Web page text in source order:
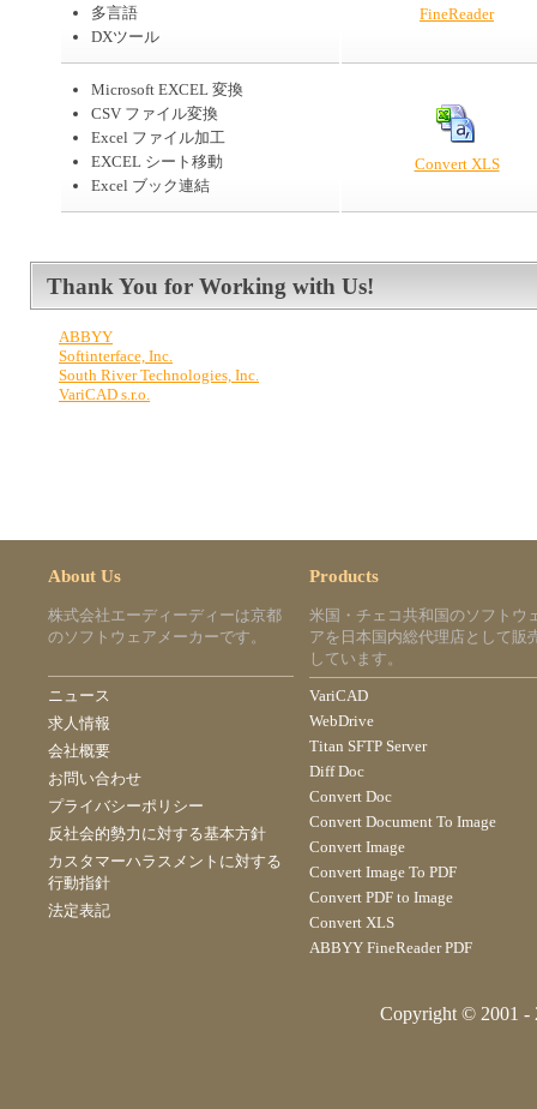
多言語
DXツール
FineReader
Microsoft EXCEL 変換
CSV ファイル変換
Excel ファイル加工
EXCEL シート移動
Excel ブック連結
Convert XLS
Thank You for Working with Us!
ABBYY
Softinterface, Inc.
South River Technologies, Inc.
VariCAD s.r.o.
About Us
株式会社エーディーディーは京都
のソフトウェアメーカーです。
ニュース
求人情報
会社概要
お問い合わせ
プライバシーポリシー
反社会的勢力に対する基本方針
カスタマーハラスメントに対する
行動指針
法定表記
Products
米国・チェコ共和国のソフトウ
アを日本国内総代理店として販
しています。
VariCAD
WebDrive
Titan SFTP Server
Diff Doc
Convert Doc
Convert Document To Image
Convert Image
Convert Image To PDF
Convert PDF to Image
Convert XLS
ABBYY FineReader PDF
Copyright © 2001 -